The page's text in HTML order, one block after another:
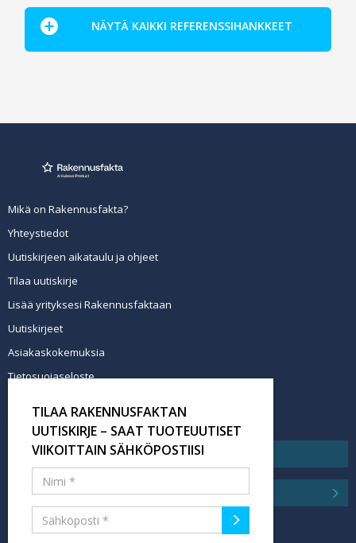
NÄYTÄ KAIKKI REFERENSSIHANKKEET
Mikä on Rakennusfakta?
Yhteystiedot
Uutiskirjeen aikataulu ja ohjeet
Tilaa uutiskirje
Lisää yrityksesi Rakennusfaktaan
Uutiskirjeet
Asiakaskokemuksia
Tietosuojaseloste
Tilaa uutiskirje
TILAA RAKENNUSFAKTAN
UUTISKIRJE – SAAT TUOTEUUTISET
VIIKOITTAIN SÄHKÖPOSTIISI